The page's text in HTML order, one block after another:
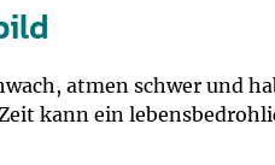
atmen schwer und
kann ein